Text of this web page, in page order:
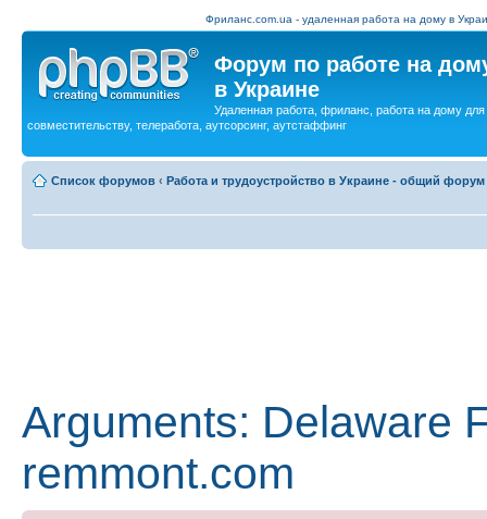
Фриланс.com.ua - удаленная работа на дому в
Форум по работе на
в Украине
Удаленная работа, фриланс, работа на дому
совместительству, телеработа, аутсорсинг, аутстаффинг
Список форумов ‹ Работа и трудоустройство в Украине - общий форум
Arguments: Delaware
remmont.com